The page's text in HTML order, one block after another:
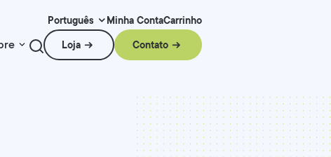
Português Minha ContaCarrinho
Loja Contato